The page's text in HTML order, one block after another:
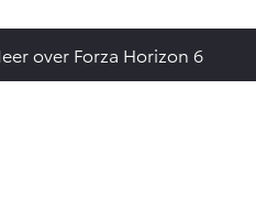
over Forza Horizon 6